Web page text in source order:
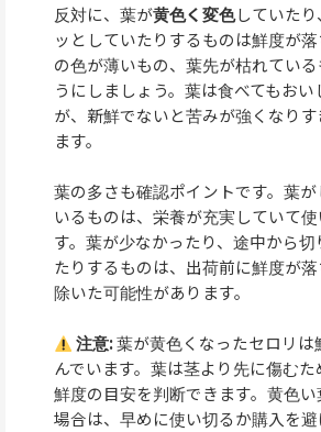
反対に、葉が黄色く変色していた
ッとしていたりするものは鮮度が
の色が薄いもの、葉先が枯れてい
うにしましょう。葉は食べてもお
が、新鮮でないと苦みが強くなり
ます。
葉の多さも確認ポイントです。葉
いるものは、栄養が充実していて
す。葉が少なかったり、途中から
たりするものは、出荷前に鮮度が
除いた可能性があります。
注意:葉が黄色くなったセロリは
んでいます。葉は茎より先に傷む
鮮度の目安を判断できます。黄色
場合は、早めに使い切るか購入を避